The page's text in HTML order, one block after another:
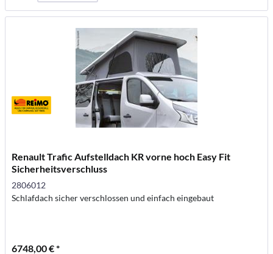
Renault Trafic Aufstelldach KR vorne hoch Easy Fit
Sicherheitsverschluss
2806012
Schlafdach sicher verschlossen und einfach eingebaut
6748,00 € *